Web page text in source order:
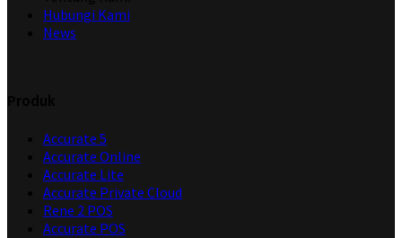
Hubungi Kami
News
Accurate 5
Accurate Online
Accurate Lite
Accurate Private Cloud
Rene 2 POS
Accurate POS